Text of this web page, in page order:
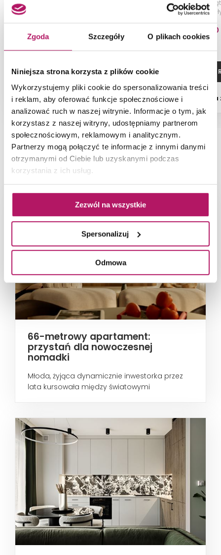
Zgoda Szczegóły O plikach cookies
Niniejsza strona korzysta z plików cookie
Wykorzystujemy pliki cookie do spersonalizowania treści
i reklam, aby oferować funkcje społecznościowe i
analizować ruch w naszej witrynie. Informacje o tym, jak
korzystasz z naszej witryny, udostępniamy partnerom
społecznościowym, reklamowym i analitycznym.
Partnerzy mogą połączyć te informacje z innymi danymi
otrzymanymi od Ciebie lub uzyskanymi podczas
korzystania z ich usług.
Zezwól na wszystkie
Spersonalizuj
Odmowa
Obudowa do wanien, 90x160 cm,
ZOBACZ PRODUKT
Dostępność:na zamówienie
Brodzik
ZOBACZ
Dostępność:
NAJNOWSZE ARTYKUŁY
66-metrowy apartament:
przystań dla nowoczesnej
nomadki
Młoda, żyjąca dynamicznie inwestorka przez
lata kursowała między światowymi